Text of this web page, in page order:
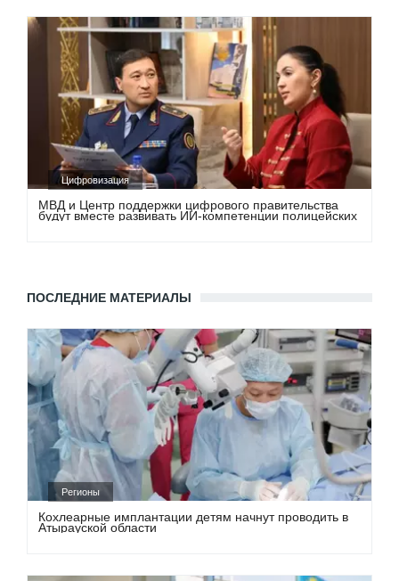
Цифровизация
МВД и Центр поддержки цифрового правительства
будут вместе развивать ИИ-компетенции полицейских
ПОСЛЕДНИЕ МАТЕРИАЛЫ
Регионы
Кохлеарные имплантации детям начнут проводить в
Атырауской области